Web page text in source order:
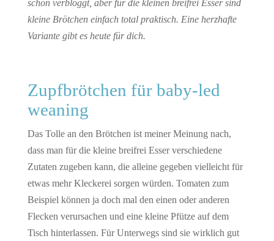
schon verbloggt, aber für die kleinen breifrei Esser sind
kleine Brötchen einfach total praktisch. Eine herzhafte
Variante gibt es heute für dich.
Zupfbrötchen für baby-led
weaning
Das Tolle an den Brötchen ist meiner Meinung nach,
dass man für die kleine breifrei Esser verschiedene
Zutaten zugeben kann, die alleine gegeben vielleicht für
etwas mehr Kleckerei sorgen würden. Tomaten zum
Beispiel können ja doch mal den einen oder anderen
Flecken verursachen und eine kleine Pfütze auf dem
Tisch hinterlassen. Für Unterwegs sind sie wirklich gut